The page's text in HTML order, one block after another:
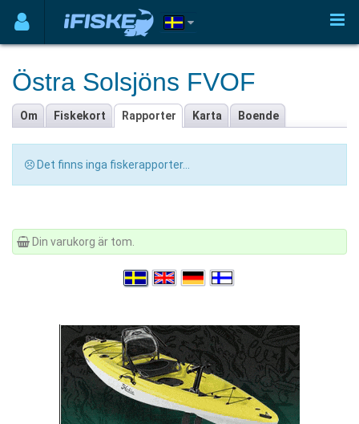
Östra Solsjöns FVOF
Om Fiskekort Rapporter Karta Boende
Det finns inga fiskerapporter...
Din varukorg är tom.